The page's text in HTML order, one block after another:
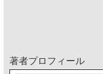
著者プロフィール